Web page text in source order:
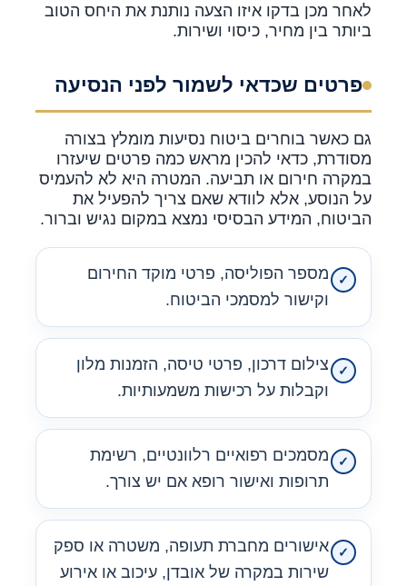
לאחר מכן בדקו איזו הצעה נותנת את היחס הטוב
ביותר בין מחיר, כיסוי ושירות.
פרטים שכדאי לשמור לפני הנסיעה
גם כאשר בוחרים ביטוח נסיעות מומלץ בצורה
מסודרת, כדאי להכין מראש כמה פרטים שיעזרו
במקרה חירום או תביעה. המטרה היא לא להעמיס
על הנוסע, אלא לוודא שאם צריך להפעיל את
הביטוח, המידע הבסיסי נמצא במקום נגיש וברור.
מספר הפוליסה, פרטי מוקד החירום
וקישור למסמכי הביטוח.
צילום דרכון, פרטי טיסה, הזמנות מלון
וקבלות על רכישות משמעותיות.
מסמכים רפואיים רלוונטיים, רשימת
תרופות ואישור רופא אם יש צורך.
אישורים מחברת תעופה, משטרה או ספק
שירות במקרה של אובדן, עיכוב או אירוע